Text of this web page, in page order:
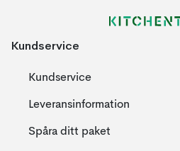
Kundservice
Kundservice
Leveransinformation
Spåra ditt paket